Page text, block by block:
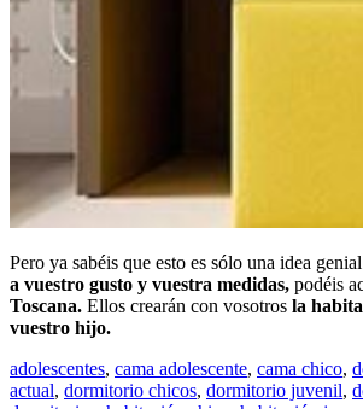
Pero ya sabéis que esto es sólo una idea
a vuestro gusto y vuestra medidas, podéis
Toscana. Ellos crearán con vosotros la
vuestro hijo.
adolescentes, cama adolescente, cama chico,
actual, dormitorio chicos, dormitorio juvenil,